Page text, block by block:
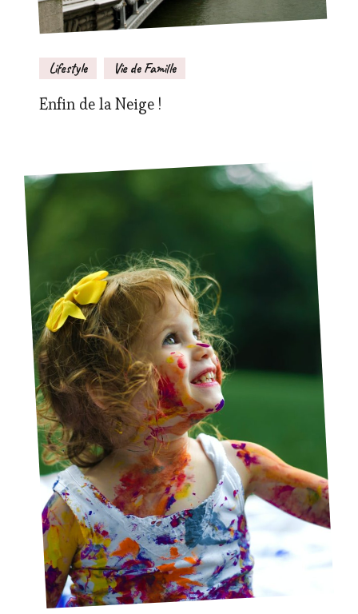
Lifestyle Vie de Famille
Enfin de la Neige !